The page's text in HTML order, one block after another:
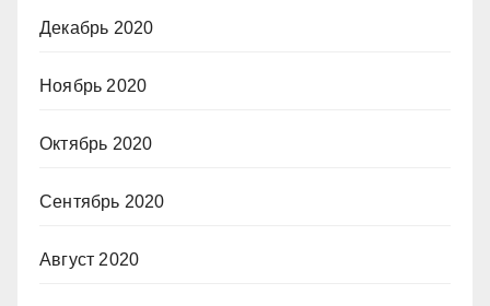
Декабрь 2020
Ноябрь 2020
Октябрь 2020
Сентябрь 2020
Август 2020